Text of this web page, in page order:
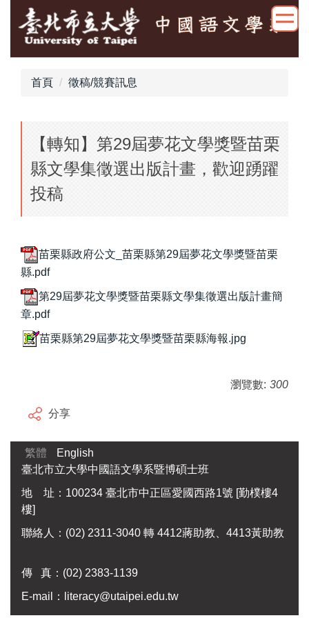
要
首頁 徵稿/競賽訊息
【轉知】第29屆夢花文學獎暨苗栗
縣文學集徵選出版計畫，歡迎踴躍
投稿
苗栗縣政府公文_苗栗縣第29屆夢花文學獎暨苗栗
縣.pdf
第29屆夢花文學獎暨苗栗縣文學集徵選出版計畫簡
章.pdf
苗栗縣第29屆夢花文學獎暨苗栗縣海報.jpg
瀏覽數: 300
分享
繁體
English
臺北市立大學中國語文學系暨博碩士班
地 址：100234 臺北市中正區愛國西路1號 [勤樸樓4
樓]
聯絡人：(02) 2311-3040 轉 4412蔣助教、4413黃助教
傳 真： (02) 2383-1139
E-mail：
literacy@utaipei.edu.tw